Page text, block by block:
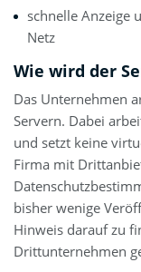
schnelle Anzeige
Netz
Wie wird der
Das Unternehmen
Servern. Dabei
und setzt keine
Firma mit
bisher wenige
Hinweis darauf zu
Drittunternehmen